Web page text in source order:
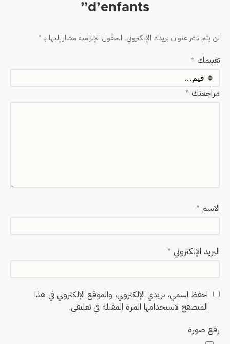
d’enfants”
لن يتم نشر عنوان بريدك الإلكتروني. الحقول الإلزامية مشار إليها بـ *
تقييمك *
مراجعتك *
الاسم *
البريد الإلكتروني *
احفظ اسمي، بريدي الإلكتروني، والموقع الإلكتروني في هذا
المتصفح لاستخدامها المرة المقبلة في تعليقي.
رفع صورة